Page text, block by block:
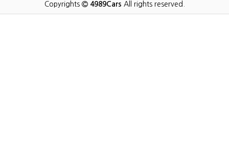
Copyrights 4989Cars All rights reserved.